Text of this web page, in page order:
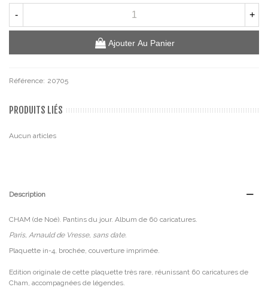
- +
Ajouter Au Panier
Référence: 20705
PRODUITS LIÉS
Aucun articles
Description
CHAM (de Noé). Pantins du jour. Album de 60 caricatures.
Paris, Arnauld de Vresse, sans date.
Plaquette in-4, brochée, couverture imprimée.
Edition originale de cette plaquette très rare, réunissant 60 caricatures de
Cham, accompagnées de légendes.